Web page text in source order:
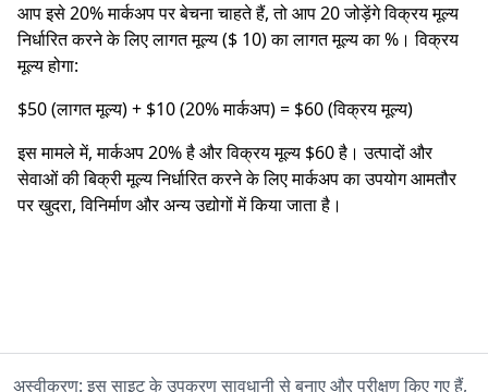
आप इसे 20% मार्कअप पर बेचना चाहते हैं, तो आप 20 जोड़ेंगे विक्रय मूल्य
निर्धारित करने के लिए लागत मूल्य ($ 10) का लागत मूल्य का %। विक्रय
मूल्य होगा:
$50 (लागत मूल्य) + $10 (20% मार्कअप) = $60 (विक्रय मूल्य)
इस मामले में, मार्कअप 20% है और विक्रय मूल्य $60 है। उत्पादों और
सेवाओं की बिक्री मूल्य निर्धारित करने के लिए मार्कअप का उपयोग आमतौर
पर खुदरा, विनिर्माण और अन्य उद्योगों में किया जाता है।
अस्वीकरण: इस साइट के उपकरण सावधानी से बनाए और परीक्षण किए गए हैं,